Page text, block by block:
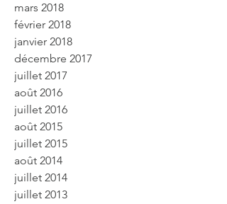
mars 2018
février 2018
janvier 2018
décembre 2017
juillet 2017
août 2016
juillet 2016
août 2015
juillet 2015
août 2014
juillet 2014
juillet 2013